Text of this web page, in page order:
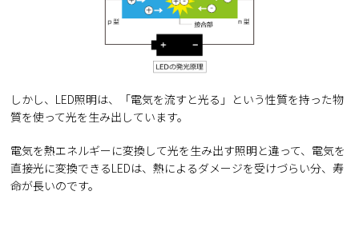
しかし、LED照明は、「電気を流すと光る」という性質を持った物
質を使って光を生み出しています。
電気を熱エネルギーに変換して光を生み出す照明と違って、電気を
直接光に変換できるLEDは、熱によるダメージを受けづらい分、寿
命が長いのです。